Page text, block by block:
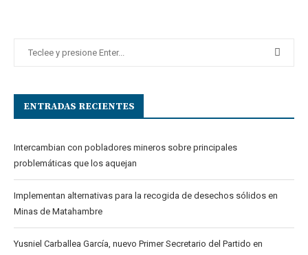
ENTRADAS RECIENTES
Intercambian con pobladores mineros sobre principales
problemáticas que los aquejan
Implementan alternativas para la recogida de desechos sólidos en
Minas de Matahambre
Yusniel Carballea García, nuevo Primer Secretario del Partido en